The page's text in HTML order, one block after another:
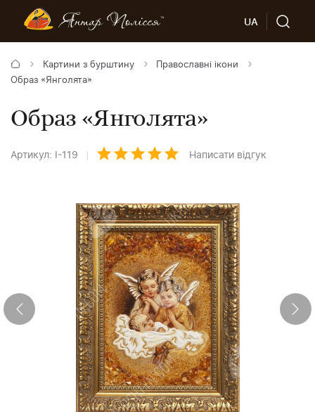
UA
Картини з бурштину
Православні ікони
Образ «Янголята»
Образ «Янголята»
Артикул: І-119 Написати відгук